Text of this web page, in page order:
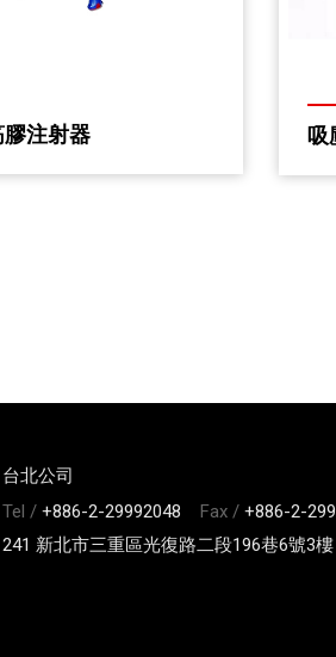
注射器 吸
台北公司
Tel / +886-2-29992048 Fax / +886-2-
241 新北市三重區光復路二段196巷6號3樓